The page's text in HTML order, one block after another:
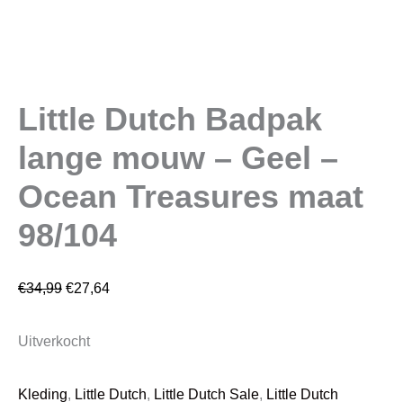
Little Dutch Badpak
lange mouw – Geel –
Ocean Treasures maat
98/104
€34,99 €27,64
Uitverkocht
Kleding Little Dutch Little Dutch Sale Little Dutch